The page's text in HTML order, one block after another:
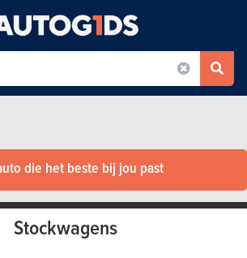
die het beste bij jou past
Stockwagens